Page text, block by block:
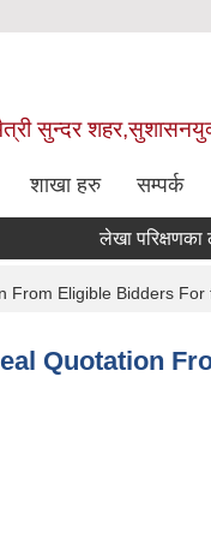
सुन्दर
शाखा हरु सम्पर्क
लेखा परिक्षणका लागि
Eligible Bidders For
Quotation